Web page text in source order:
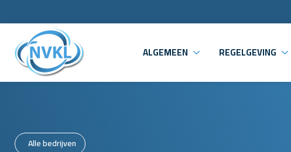
ALGEMEEN REGELGEVING
Alle bedrijven